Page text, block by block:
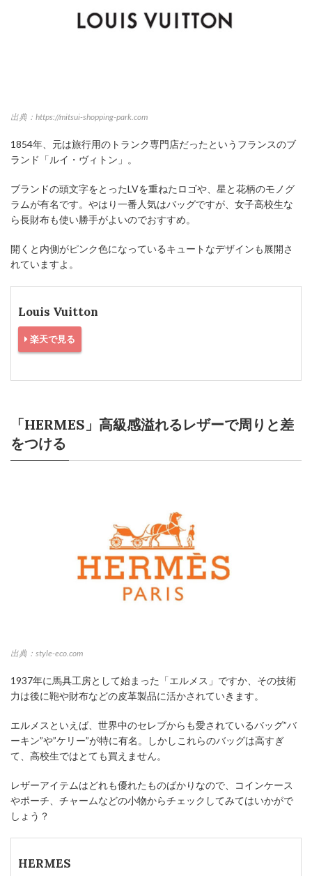
出典：https://mitsui-shopping-park.com
1854年、元は旅行用のトランク専門店だったというフランスのブ
ランド「ルイ・ヴィトン」。
ブランドの頭文字をとったLVを重ねたロゴや、星と花柄のモノグ
ラムが有名です。やはり一番人気はバッグですが、女子高校生な
ら長財布も使い勝手がよいのでおすすめ。
開くと内側がピンク色になっているキュートなデザインも展開さ
れていますよ。
Louis Vuitton
楽天で見る
「HERMES」高級感溢れるレザーで周りと差
をつける
出典：style-eco.com
1937年に馬具工房として始まった「エルメス」ですか、その技術
力は後に鞄や財布などの皮革製品に活かされていきます。
エルメスといえば、世界中のセレブからも愛されているバッグ”バ
ーキン”や”ケリー”が特に有名。しかしこれらのバッグは高すぎ
て、高校生ではとても買えません。
レザーアイテムはどれも優れたものばかりなので、コインケース
やポーチ、チャームなどの小物からチェックしてみてはいかがで
しょう？
HERMES